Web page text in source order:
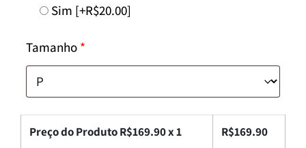
Sim [+R$20.00]
Tamanho *
Preço do Produto R$169.90x 1 R$169.90